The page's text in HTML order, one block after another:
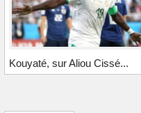
Kouyaté, sur Aliou Cissé...